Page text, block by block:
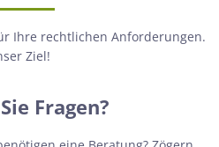
Ihre rechtlichen Anforderungen.
Ziel!
Fragen?